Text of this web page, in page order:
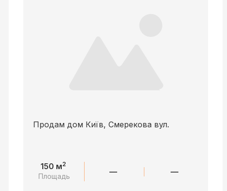
Продам дом Київ, Смерекова вул.
150 м2
Площадь — —